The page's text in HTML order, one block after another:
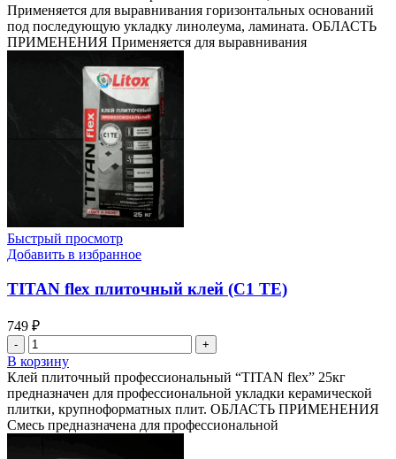
наливной
пол
FLOOREX,
25кг.ЛИТОКС
Применяется для выравнивания горизонтальных оснований
под последующую укладку линолеума, ламината. ОБЛАСТЬ
ПРИМЕНЕНИЯ Применяется для выравнивания
Быстрый просмотр
Добавить в избранное
TITAN flex плиточный клей (C1 TE)
749 ₽
Количество
товара
TITAN
flex
плиточный
клей
(C1
В корзину
Клей плиточный профессиональный “TITAN flex” 25кг
предназначен для профессиональной укладки керамической
плитки, крупноформатных плит. ОБЛАСТЬ ПРИМЕНЕНИЯ
Смесь предназначена для профессиональной